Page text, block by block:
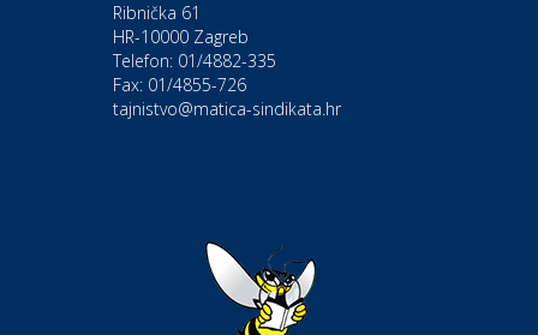
Gastro
Hotel Bunčić Vrbovec
Izletište i vinotočje VINIA
Ribnička 61
HR-10000 Zagreb
Telefon: 01/4882-335
Fax: 01/4855-726
tajnistvo@matica-sindikata.hr